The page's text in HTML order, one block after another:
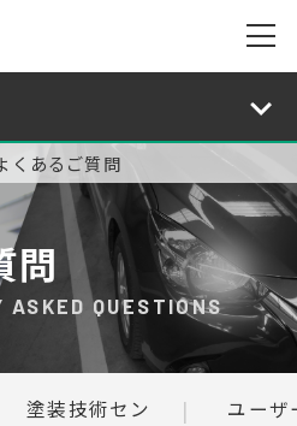
ナ
ッ
ク
株
式
会
社
ト
くあるご質問
問
ASKED QUESTIONS
塗装技術セン
ユーザ
旭
サ
ナ
ッ
株
社
サ
イ
ト
メ